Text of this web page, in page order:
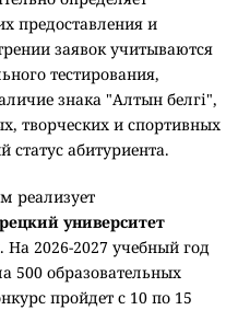
предоставления и
заявок учитываются
тестирования,
знака "Алтын белгі",
творческих и спортивных
статус абитуриента.
реализует
университет
. На 2026-2027 учебный год
500 образовательных
пройдет с 10 по 15